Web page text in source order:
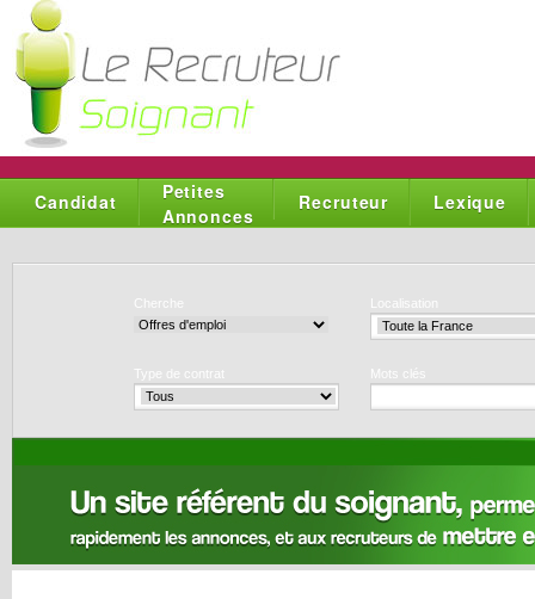
Candidat
Petites
Annonces
Recruteur Lexique
Cherche Localisation
Type de contrat Mots clés